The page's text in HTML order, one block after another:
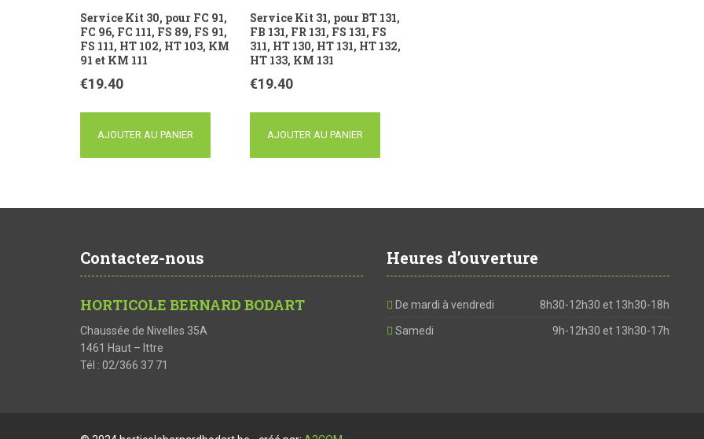
Service Kit 30, pour FC 91,
FC 96, FC 111, FS 89, FS 91,
FS 111, HT 102, HT 103, KM
91 et KM 111
€19.40
AJOUTER AU PANIER
Service Kit 31, pour BT 131,
FB 131, FR 131, FS 131, FS
311, HT 130, HT 131, HT 132,
HT 133, KM 131
€19.40
AJOUTER AU PANIER
Contactez-nous
HORTICOLE BERNARD BODART
Chaussée de Nivelles 35A
1461 Haut – Ittre
Tél : 02/366 37 71
Heures d’ouverture
De mardi à vendredi 8h30-12h30 et 13h30-18h
Samedi 9h-12h30 et 13h30-17h